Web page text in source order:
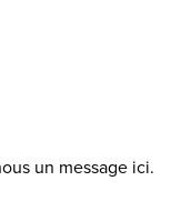
un message ici.